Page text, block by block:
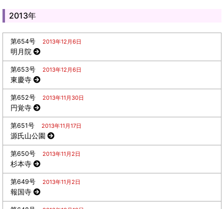
2013年
第654号 2013年12月6日
明月院
第653号 2013年12月6日
東慶寺
第652号 2013年11月30日
円覚寺
第651号 2013年11月17日
源氏山公園
第650号 2013年11月2日
杉本寺
第649号 2013年11月2日
報国寺